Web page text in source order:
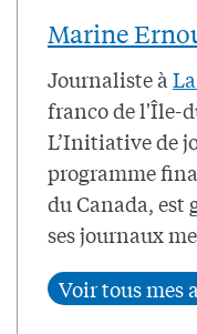
Marine
Journaliste à
franco de l'Île-
L’Initiative de
programme
du Canada, est
ses journaux